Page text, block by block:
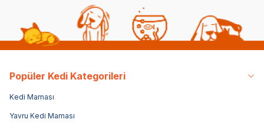
Popüler Kedi Kategorileri
Kedi Maması
Yavru Kedi Maması